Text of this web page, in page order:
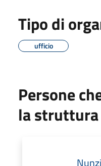
Tipo di
ufficio
Persone
la struttura